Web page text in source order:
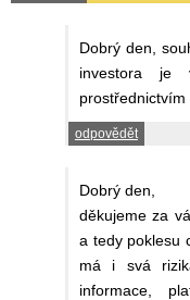
Dobrý den,
investora je
prostřednictvím
odpovědět
Dobrý den,
děkujeme za
a tedy poklesu
má i svá
informace,